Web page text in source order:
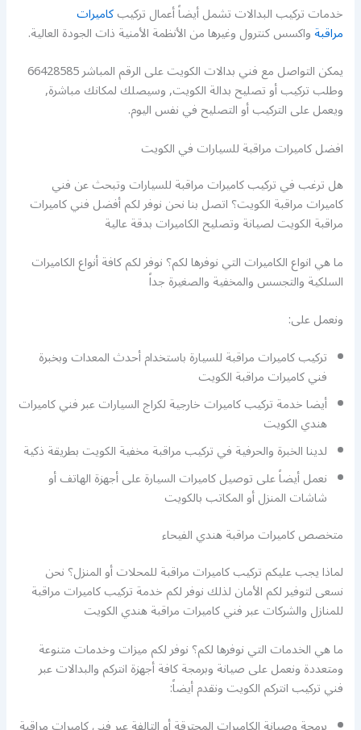
خدمات تركيب البدالات تشمل أيضاً أعمال تركيبكاميرات
مراقبةواكسس كنترول وغيرها من الأنظمة الأمنية ذات الجودة العالية.
يمكن التواصل مع فني بدالات الكويت على الرقم المباشر 66428585
وطلب تركيب أو تصليح بدالة الكويت, وسيصلك لمكانك مباشرة,
ويعمل على التركيب أو التصليح في نفس اليوم.
افضل كاميرات مراقبة للسيارات في الكويت
هل ترغب في تركيب كاميرات مراقبة للسيارات وتبحث عن فني
كاميرات مراقبة الكويت؟ اتصل بنا نحن نوفر لكم أفضل فني كاميرات
مراقبة الكويت لصيانة وتصليح الكاميرات بدقة عالية
ما هي انواع الكاميرات التي نوفرها لكم؟ نوفر لكم كافة أنواع الكاميرات
السلكية والتجسس والمخفية والصغيرة جداً
ونعمل على:
تركيب كاميرات مراقبة للسيارة باستخدام أحدث المعدات وبخبرة
فني كاميرات مراقبة الكويت
أيضا خدمة تركيب كاميرات خارجية لكراج السيارات عبر فني كاميرات
هندي الكويت
لدينا الخبرة والحرفية في تركيب مراقبة مخفية الكويت بطريقة ذكية
نعمل أيضاً على توصيل كاميرات السيارة على أجهزة الهاتف أو
شاشات المنزل أو المكاتب بالكويت
متخصص كاميرات مراقبة هندي الفيحاء
لماذا يجب عليكم تركيب كاميرات مراقبة للمحلات أو المنزل؟ نحن
نسعى لتوفير لكم الأمان لذلك نوفر لكم خدمة تركيب كاميرات مراقبة
للمنازل والشركات عبر فني كاميرات مراقبة هندي الكويت
ما هي الخدمات التي نوفرها لكم؟ نوفر لكم ميزات وخدمات متنوعة
ومتعددة ونعمل على صيانة وبرمجة كافة أجهزة انتركم والبدالات عبر
فني تركيب انتركم الكويت ونقدم أيضاً: